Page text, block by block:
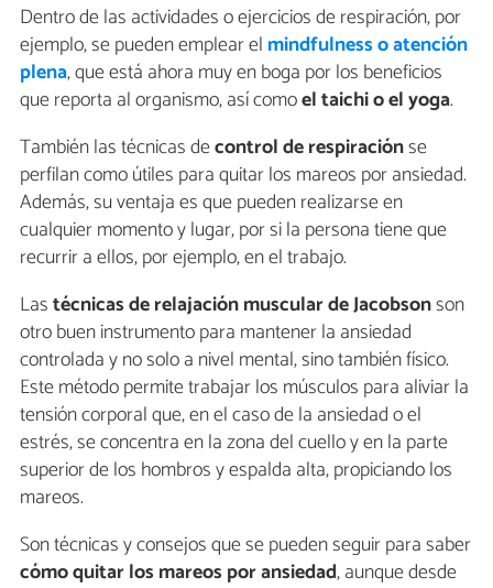
Dentro de las actividades o ejercicios de respiración, por
ejemplo, se pueden emplear el mindfulness o atención
plena, que está ahora muy en boga por los beneficios
que reporta al organismo, así comoel taichi o el yoga.
También las técnicas decontrol de respiraciónse
perfilan como útiles para quitar los mareos por ansiedad.
Además, su ventaja es que pueden realizarse en
cualquier momento y lugar, por si la persona tiene que
recurrir a ellos, por ejemplo, en el trabajo.
Lastécnicas de relajación muscular de Jacobsonson
otro buen instrumento para mantener la ansiedad
controlada y no solo a nivel mental, sino también físico.
Este método permite trabajar los músculos para aliviar la
tensión corporal que, en el caso de la ansiedad o el
estrés, se concentra en la zona del cuello y en la parte
superior de los hombros y espalda alta, propiciando los
mareos.
Son técnicas y consejos que se pueden seguir para saber
cómo quitar los mareos por ansiedad, aunque desde